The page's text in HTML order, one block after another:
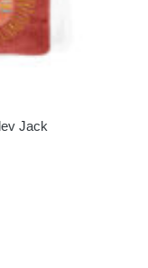
Jack